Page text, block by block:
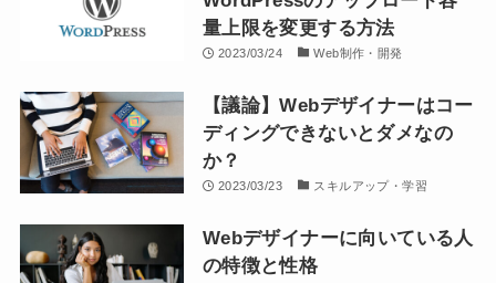
量上限を変更する方法
2023/03/24 Web制作・開発
【議論】Webデザイナーはコー
ディングできないとダメなの
か？
2023/03/23 スキルアップ・学習
Webデザイナーに向いている人
の特徴と性格